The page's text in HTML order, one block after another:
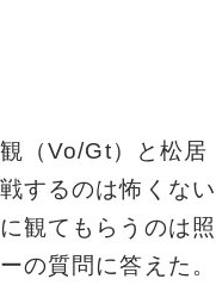
（Vo/Gt）と松居
するのは怖くない
観てもらうのは照
の質問に答えた。